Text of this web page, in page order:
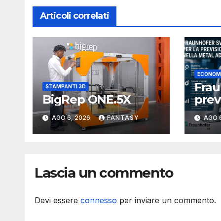
Articoli correlati
STAMPANTI 3D
BigRep ONE.5X
AGO 6, 2026 FANTASY
dei
3D
AGO
Lascia un commento
Devi essere connesso per inviare un commento.